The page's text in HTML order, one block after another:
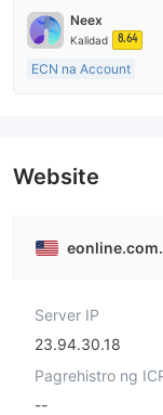
Kinokontrol sa
Paggawa ng Market
Neex
Kalidad 8.64
ECN na Account
Pangunahing label na
Website
Server IP
23.94.30.18
Pagrehistro ng
--